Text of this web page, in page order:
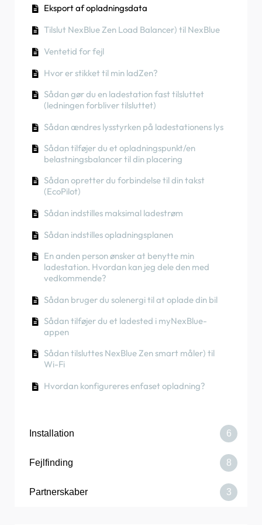
uventet adfærd
Reststrømsbeskyttelse
Fasevridning
Sådan kontrolleres det, om et produkt har udvist
uventet adfærd
Sådan tilsluttes NexBlue Zen smart måler) til
belastningsbalancer
Sådan tilsluttes ladestationen til 4G under/efter
installationen
Sådan udfører du en fabriksindstilling af et
produkt
Sådan oprettes og administreres placeringer
Sådan kontrolleres det, om et produkt har udvist
uventet adfærd
Opladningsstatus
Fasevridning
Sådan overføres ejerskabet til slutkunden
(Partnerportal)
Forudgående konfiguration: Fjernbetjent
færdiggørelse af installationskonfigurationen
på portalen
Skal alle nye installatører have et brugernavn
og en adgangskode?
Hvordan skifter man hovedsikringen på
Partnerportalen？
En anden person ønsker at benytte min
vedkommende?
Opladerfarver
Eksport af opladningsdata
Tilslut NexBlue Zen Load Balancer) til NexBlue
Ventetid for fejl
Hvor er stikket til min ladZen?
Sådan gør du en ladestation fast tilsluttet
(ledningen forbliver tilsluttet)
Sådan ændres lysstyrken på ladestationens lys
Sådan tilføjer du et opladningspunkt/en
belastningsbalancer til din placering
Sådan opretter du forbindelse til din takst
(EcoPilot)
Sådan indstilles maksimal ladestrøm
Sådan indstilles opladningsplanen
En anden person ønsker at benytte min
ladestation. Hvordan kan jeg dele den med
vedkommende?
Sådan bruger du solenergi til at oplade din bil
Sådan tilføjer du et ladested i myNexBlue-
appen
Sådan tilsluttes NexBlue Zen smart måler) til
Wi-Fi
Hvordan konfigureres enfaset opladning?
Installation 6
Sådan bestiller du en Point
Fejlfinding 8
Partnerskaber 3